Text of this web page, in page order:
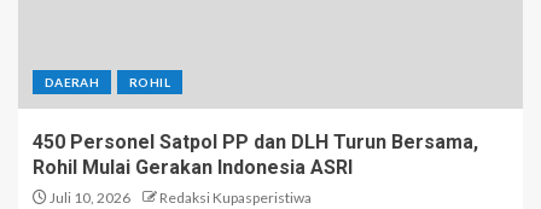
DAERAH ROHIL
450 Personel Satpol PP dan DLH Turun Bersama,
Rohil Mulai Gerakan Indonesia ASRI
Juli 10, 2026 Redaksi Kupasperistiwa